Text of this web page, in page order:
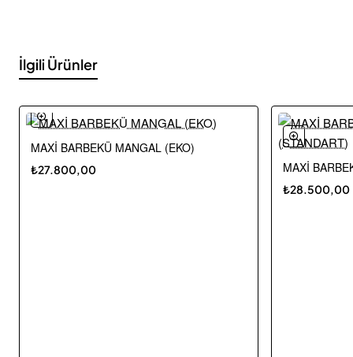
İlgili Ürünler
MAXİ BARBEKÜ MANGAL (EKO)
₺27.800,00 MAXİ
₺28.500,00